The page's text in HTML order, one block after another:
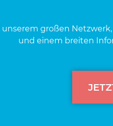
unse­rem gro­ßen
und einem brei­ten